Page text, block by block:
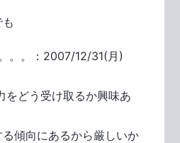
。。：2007/12/31(月)
をどう受け取るか興味あ
傾向にあるから厳しいか